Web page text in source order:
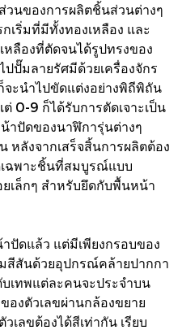
วนของการผลิตชิ้นส่วนต่างๆ
เริ่มที่มีทั้งทองเหลือง และ
ลืองที่ตัดจนได้รูปทรงของ
ปั๊มลายรัศมีด้วยเครื่องจักร
ะนำไปขัดแต่งอย่างพิถีพิถัน
0-9 ก็ได้รับการตัดเจาะเป็น
าปัดของนาฬิการุ่นต่างๆ
หลังจากเสร็จสิ้นการผลิตต้อง
เฉพาะชิ้นที่สมบูรณ์แบบ
เล็กๆ สำหรับยึดกับพื้นหน้า
ปัดแล้ว แต่มีเพียงกรอบของ
สีสันด้วยอุปกรณ์คล้ายปากกา
เทพแต่ละคนจะประจำบน
องตัวเลขผ่านกล้องขยาย
เลขต้องได้สีเท่ากัน เรียบ